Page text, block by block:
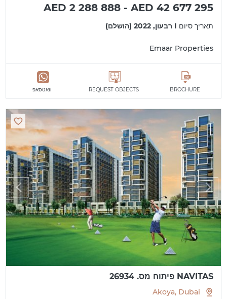
AED 2 288 888 - AED 42 677 295
תאריך סיום I רבעון, 2022 (הושלם)
Emaar Properties
BROCHURE
REQUEST OBJECTS וואטסאפ
NAVITAS פיתוח מס. 26934
Akoya, Dubai